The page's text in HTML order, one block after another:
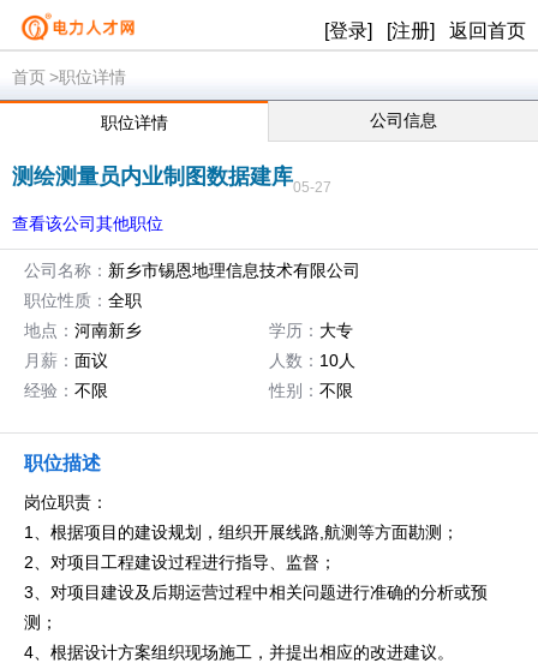
[登录] [注册] 返回首页
首页>职位详情
职位详情 公司信息
测绘测量员内业制图数据建库05-27
查看该公司其他职位
公司名称： 新乡市锡恩地理信息技术有限公司
职位性质： 全职
地点： 河南新乡 学历： 大专
月薪： 面议 人数： 10人
经验： 不限 性别： 不限
职位描述
岗位职责：
1、根据项目的建设规划，组织开展线路,航测等方面勘测；
2、对项目工程建设过程进行指导、监督；
3、对项目建设及后期运营过程中相关问题进行准确的分析或预
测；
4、根据设计方案组织现场施工，并提出相应的改进建议。